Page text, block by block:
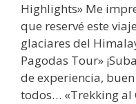
Highlights» Me
que reservé este
glaciares del
Pagodas Tour»
de experiencia,
todos… «Trekking al